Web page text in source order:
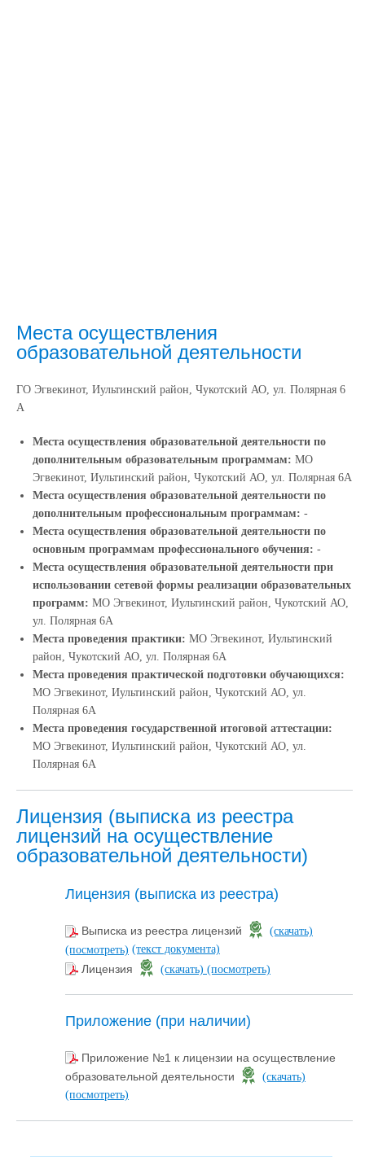
Места осуществления
образовательной деятельности
ГО Эгвекинот, Иультинский район, Чукотский АО, ул. Полярная 6
А
Места осуществления образовательной деятельности по
дополнительным образовательным программам: МО
Эгвекинот, Иультинский район, Чукотский АО, ул. Полярная 6А
Места осуществления образовательной деятельности по
дополнительным профессиональным программам: -
Места осуществления образовательной деятельности по
основным программам профессионального обучения: -
Места осуществления образовательной деятельности при
использовании сетевой формы реализации образовательных
программ: МО Эгвекинот, Иультинский район, Чукотский АО,
ул. Полярная 6А
Места проведения практики: МО Эгвекинот, Иультинский
район, Чукотский АО, ул. Полярная 6А
Места проведения практической подготовки обучающихся:
МО Эгвекинот, Иультинский район, Чукотский АО, ул.
Полярная 6А
Места проведения государственной итоговой аттестации:
МО Эгвекинот, Иультинский район, Чукотский АО, ул.
Полярная 6А
Лицензия (выписка из реестра
лицензий на осуществление
образовательной деятельности)
Лицензия (выписка из реестра)
Выписка из реестра лицензий
(скачать)
(посмотреть) (текст документа)
Лицензия (скачать) (посмотреть)
Приложение (при наличии)
Приложение №1 к лицензии на осуществление
образовательной деятельности
(скачать)
(посмотреть)